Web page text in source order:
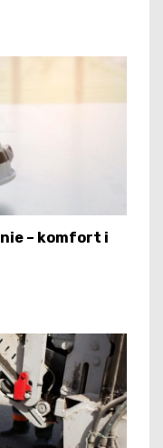
– komfort i